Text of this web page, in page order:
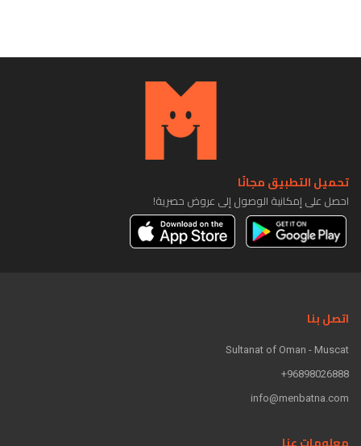
تحميل التطبيق مجانًا
احصل على إمكانية الوصول إلى عروض حصرية!
اتصل بنا
Sultanat of Oman - Muscat
96898026888+
info@menbatna.com